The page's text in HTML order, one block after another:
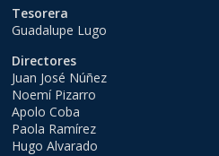
Tesorera
Guadalupe Lugo
Directores
Juan José Núñez
Noemí Pizarro
Apolo Coba
Paola Ramírez
Hugo Alvarado